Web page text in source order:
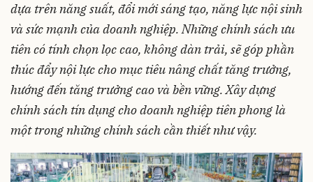
dựa trên năng suất, đổi mới sáng tạo, năng lực nội sinh
và sức mạnh của doanh nghiệp. Những chính sách ưu
tiên có tính chọn lọc cao, không dàn trải, sẽ góp phần
thúc đẩy nội lực cho mục tiêu nâng chất tăng trưởng,
hướng đến tăng trưởng cao và bền vững. Xây dựng
chính sách tín dụng cho doanh nghiệp tiên phong là
một trong những chính sách cần thiết như vậy.